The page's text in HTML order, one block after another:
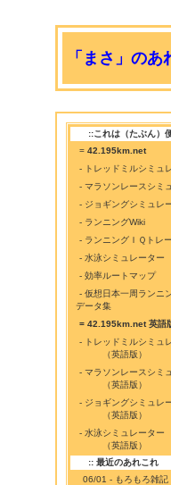
「まさ」の
::これは（たぶん）
= 42.195km.net
- トレッドミルシミュ
- マラソンレースシミ
- ジョギングシミュレ
- ランニングWiki
- ランニングＩＱトレ
- 水泳シミュレーター
- 効率ルートマップ
- 仮想日本一周ランニ
データ集
= 42.195km.net 英語
- トレッドミルシミュ
（英語版）
- マラソンレースシミ
（英語版）
- ジョギングシミュレ
（英語版）
- 水泳シミュレーター
（英語版）
:: 最近のあれこれ
06/01 - もろもろ雑記